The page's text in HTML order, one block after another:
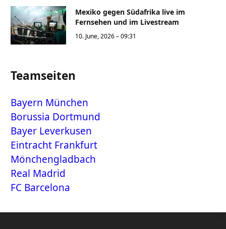
Mexiko gegen Südafrika live im
Fernsehen und im Livestream
10. June, 2026 – 09:31
Teamseiten
Bayern München
Borussia Dortmund
Bayer Leverkusen
Eintracht Frankfurt
Mönchengladbach
Real Madrid
FC Barcelona